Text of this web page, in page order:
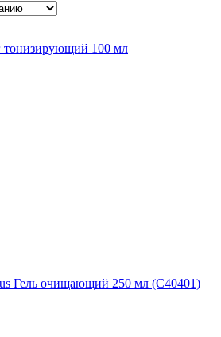
тонизирующий 100 мл
Гель очищающий 250 мл (C40401)